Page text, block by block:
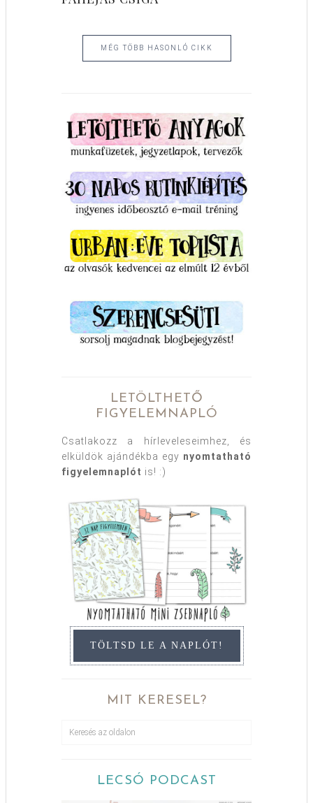
MÉG TÖBB HASONLÓ CIKK
LETÖLTHETŐ
FIGYELEMNAPLÓ
Csatlakozz a hírleveleseimhez, és
elküldök ajándékba egy nyomtatható
figyelemnaplót is! :)
TÖLTSD LE A NAPLÓT!
MIT KERESEL?
LECSÓ PODCAST